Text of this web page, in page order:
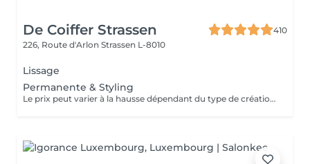
De Coiffer Strassen
410
226, Route d'Arlon Strassen L-8010
Lissage
Permanente & Styling
Le prix peut varier à la hausse dépendant du type de création finalement réalisée.